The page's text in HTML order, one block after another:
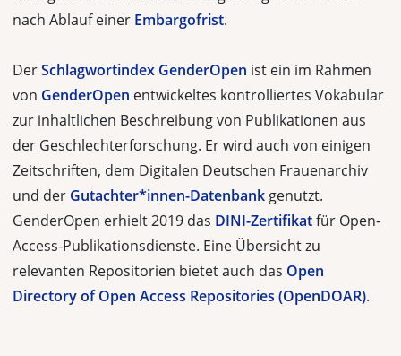
nach Ablauf einer Embargofrist.
DerSchlagwortindex GenderOpen ist ein im Rahmen
von GenderOpen ent­wickeltes kontrolliertes Vokabular
zur inhaltlichen Beschreibung von Publikatio­nen aus
der Geschlechterforschung. Er wird auch von einigen
Zeitschriften, dem Digitalen Deutschen Frauenarchiv
und der Gutachter*innen-Datenbank ge­nutzt.
GenderOpen erhielt 2019 das DINI-Zertifikatfür Open-
Access-Publika­tionsdienste. Eine Übersicht zu
relevanten Repositorien bietet auch das Open
Directory of Open Access Repositories (OpenDOAR).